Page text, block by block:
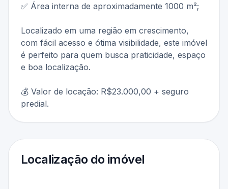
✅ Área interna de aproximadamente 1000 m²;
Localizado em uma região em crescimento,
com fácil acesso e ótima visibilidade, este imóvel
é perfeito para quem busca praticidade, espaço
e boa localização.
💰 Valor de locação: R$23.000,00 + seguro
predial.
Localização do imóvel